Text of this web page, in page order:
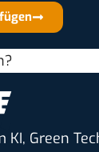
Green